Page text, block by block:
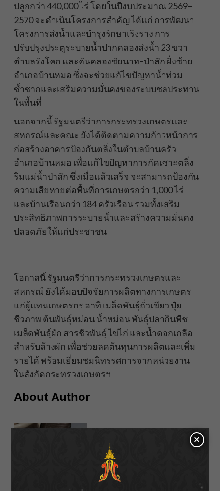
ปลูกกว่า 440,000 ไร่ โดยในปีงบประมาณ 2569–
2570 จะดำเนินโครงการสำคัญ ได้แก่ การพัฒนา
โครงการส่งน้ำและบำรุงรักษาเริงราง การ
ปรับปรุงประตูระบายน้ำปากคลองส่งน้ำ 23 ขวา
ตำบลรังโคก และคันคลองชัยนาท–ป่าสัก ฝั่งซ้าย
อำเภอบ้านหมอ ซึ่งจะช่วยแก้ไขปัญหาน้ำท่วม
ซ้ำซากและเสริมความมั่นคงของระบบชลประทาน
ในพื้นที่
นอกจากนี้ รัฐมนตรีว่าการกระทรวงเกษตรและ
สหกรณ์และคณะ ยังได้ติดตามความก้าวหน้าการ
ก่อสร้างอาคารป้องกันตลิ่งในตำบลบ้านครัว
อำเภอบ้านหมอ เพื่อแก้ไขปัญหาการกัดเซาะตลิ่ง
ริมแม่น้ำป่าสัก ซึ่งเมื่อแล้วเสร็จ จะสามารถป้องกัน
ความเสียหายต่อพื้นที่การเกษตรกว่า 1,000 ไร่
และบ้านเรือนกว่า 184 ครัวเรือน รวมทั้งเสริม
ประสิทธิภาพการระบายน้ำและสร้างความมั่นคง
ปลอดภัยให้แก่ประชาชน
​​​​โอกาสนี้ รัฐมนตรีว่าการกระทรวงเกษตรและ
สหกรณ์ ยังได้มอบปัจจัยการผลิตทางการเกษตร
แก่ผู้แทนเกษตรกร อาทิ เมล็ดพันธุ์ถั่วเขียว ปุ๋ย
ชีวภาพ ต้นพันธุ์หม่อน น้ำหม่อน พันธุ์ปลากินพืช
เมล็ดพันธุ์ผัก สารชีวพันธุ์ ไข่ไก่ และน้ำดอกเกลือ
สำหรับล้างผัก เพื่อช่วยลดต้นทุนการผลิตและเพิ่ม
รายได้ พร้อมเยี่ยมชมนิทรรศการจากหน่วยงาน
ในสังกัดกระทรวงเกษตรฯ
About Author
See author's posts
×